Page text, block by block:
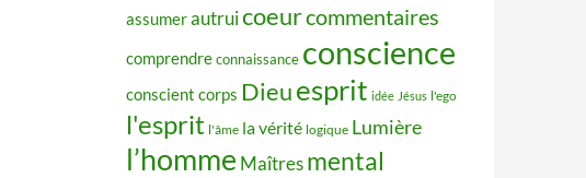
assumerautruicoeurcommentaires
comprendreconnaissance conscience
conscient corps Dieuesprit idée Jésus l'ego
l'esprit l'âme la vérité logique Lumière
l’homme Maîtres mental